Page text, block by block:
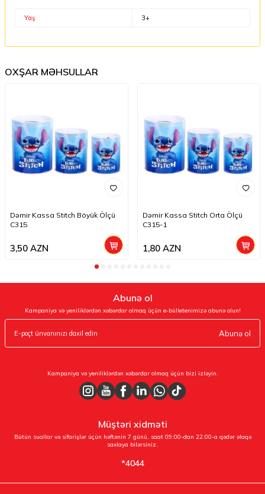
Yaş 3+
OXŞAR MƏHSULLAR
Dəmir Kassa Stitch Böyük Ölçü
C315
3,50 AZN
Dəmir Kassa Stitch Orta Ölçü
C315-1
1,80AZN
Abunə ol
Kampaniya və yeniliklərdən xəbərdar olmaq üçün e-bülletenimizə abunə olun!
Abunə ol
Kampaniya və yeniliklərdən xəbərdar olmaq üçün bizi izləyin.
Müştəri xidməti
Bütün suallar və sifarişlər üçün həftənin 7 günü, saat 09:00-dan 22:00-a qədər əlaqə
saxlaya bilərsiniz.
*4044